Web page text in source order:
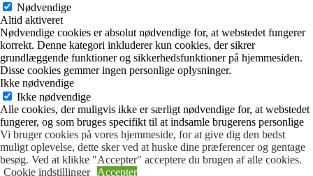
Vi bruger cookies på vores hjemmeside, for at give dig den bedst
muligt oplevelse, dette sker ved at huske dine præferencer og gentage
besøg. Ved at klikke "Accepter" acceptere du brugen af alle cookies.
Cookie indstillinger
Accepter
Nødvendige
Altid aktiveret
Nødvendige cookies er absolut nødvendige for, at webstedet fungerer
korrekt. Denne kategori inkluderer kun cookies, der sikrer
grundlæggende funktioner og sikkerhedsfunktioner på hjemmesiden.
Disse cookies gemmer ingen personlige oplysninger.
Ikke nødvendige
Ikke nødvendige
Alle cookies, der muligvis ikke er særligt nødvendige for, at webstedet
fungerer, og som bruges specifikt til at indsamle brugerens personlige
data via analyser, annoncer, andet indlejret indhold, kaldes ikke-
nødvendige cookies. Det er obligatorisk at indhente brugernes
samtykke inden du kører disse cookies på dit websted.
GEM & ACCEPTÈR